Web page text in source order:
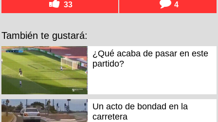
33 4
También te gustará:
¿Qué acaba de pasar en este
partido?
Un acto de bondad en la
carretera